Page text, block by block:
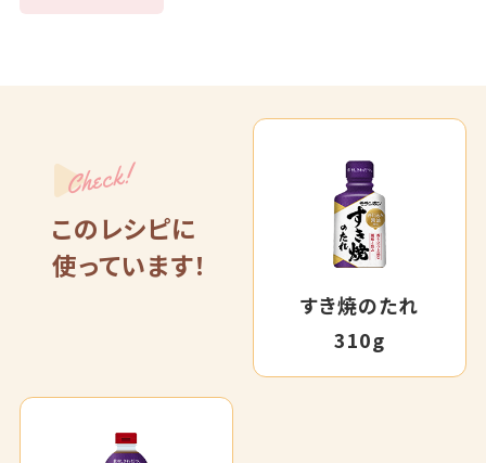
Check!
このレシピに
使っています！
すき焼のたれ
310g